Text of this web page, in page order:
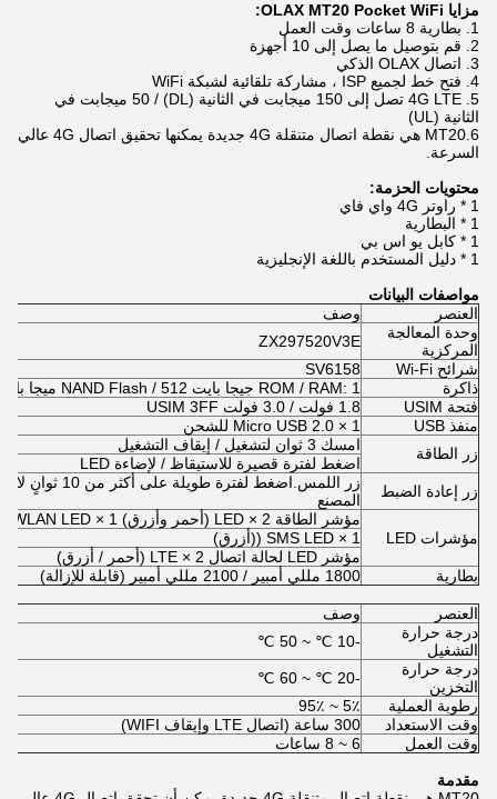
مزايا OLAX MT20 Pocket WiFi:
1. بطارية 8 ساعات وقت العمل
2. قم بتوصيل ما يصل إلى 10 أجهزة
3. اتصال OLAX الذكي
4. فتح خط لجميع ISP ، مشاركة تلقائية لشبكة WiFi
5. 4G LTE تصل إلى 150 ميجابت في الثانية (DL) / 50 ميجابت في
الثانية (UL)
6.MT20 هي نقطة اتصال متنقلة 4G جديدة يمكنها تحقيق اتصال 4G عالي
السرعة.
محتويات الحزمة:
1 * راوتر 4G واي فاي
1 * البطارية
1 * كابل يو اس بي
1 * دليل المستخدم باللغة الإنجليزية
مواصفات البيانات
العنصر
وصف
وحدة المعالجة
المركزية
ZX297520V3E
شرائح Wi-Fi
SV6158
ذاكرة
ROM / RAM: 1 جيجا بايت NAND Flash / 512 ميجا بايت رام
فتحة USIM
1.8 فولت / 3.0 فولت USIM 3FF
منفذ USB
Micro USB 2.0 × 1 للشحن
زر الطاقة
امسك 3 ثوان لتشغيل / إيقاف التشغيل
اضغط لفترة قصيرة للاستيقاظ / لإضاءة LED
زر إعادة الضبط
زر اللمس.اضغط لفترة
المصنع
مؤشرات LED
مؤشر الطاقة LED × 2 (أحمر وأزرق) WLAN LED × 1 (أزرق)
SMS LED × 1 ((أزرق)
مؤشر LED لحالة اتصال LTE × 2 (أحمر / أزرق)
بطارية
1800 مللي أمبير / 2100 مللي أمبير (قابلة للإزالة)
العنصر
وصف
درجة حرارة
التشغيل
-10 ℃ ~ 50 ℃
درجة حرارة
التخزين
-20 ℃ ~ 60 ℃
رطوبة العملية
5٪ ~ 95٪
وقت الاستعداد
300 ساعة (اتصال LTE وإيقاف WIFI)
وقت العمل
6 ~ 8 ساعات
مقدمة